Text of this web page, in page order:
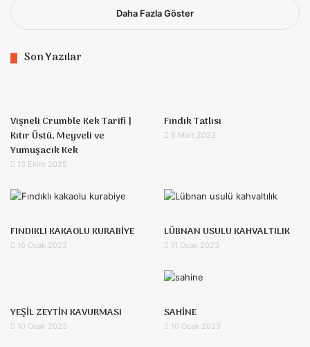
Daha Fazla Göster
Son Yazılar
Vişneli Crumble Kek Tarifi |
Kıtır Üstü, Meyveli ve
Yumuşacık Kek
13 Ekim 2025
Fındık Tatlısı
8 Mart 2023
FINDIKLI KAKAOLU KURABİYE
16 Ocak 2023
LÜBNAN USULU KAHVALTILIK
11 Ocak 2023
YEŞİL ZEYTİN KAVURMASI
10 Ocak 2023
SAHİNE
10 Ocak 2023